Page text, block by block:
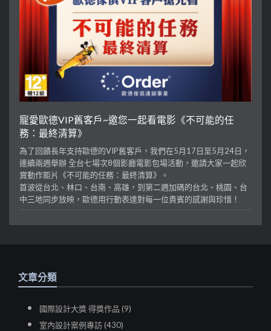
寵愛歐德VIP舊客戶~邀您一起看電影《不可能的任
務：最終清算》
為了回饋長年支持歐德的VIP舊客戶，我們在5月17日至5月24日，
連續兩週舉辦 全台七場次8個影廳電影包場活動，邀請大家一起欣
賞動作鉅片《不可能的任務：最終清算》。
首波從台北、林口、台南、高雄，到第二週加碼的台北、桃園、台
中三地同步放映，歐德用行動表達對每一位貴賓的感謝與珍惜！
文章分類
國際設計大獎 得獎作品 (9)
室內設計案例專訪 (430)